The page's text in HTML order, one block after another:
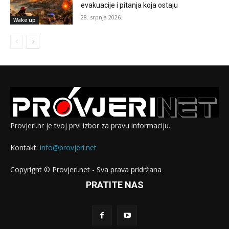
Wake up
evakuacije i pitanja koja ostaju
28. srpnja 2026.
Provjeri.hr je tvoj prvi izbor za pravu informaciju.
Kontakt: info@provjeri.net
Copyright © Provjeri.net - Sva prava pridržana
PRATITE NAS